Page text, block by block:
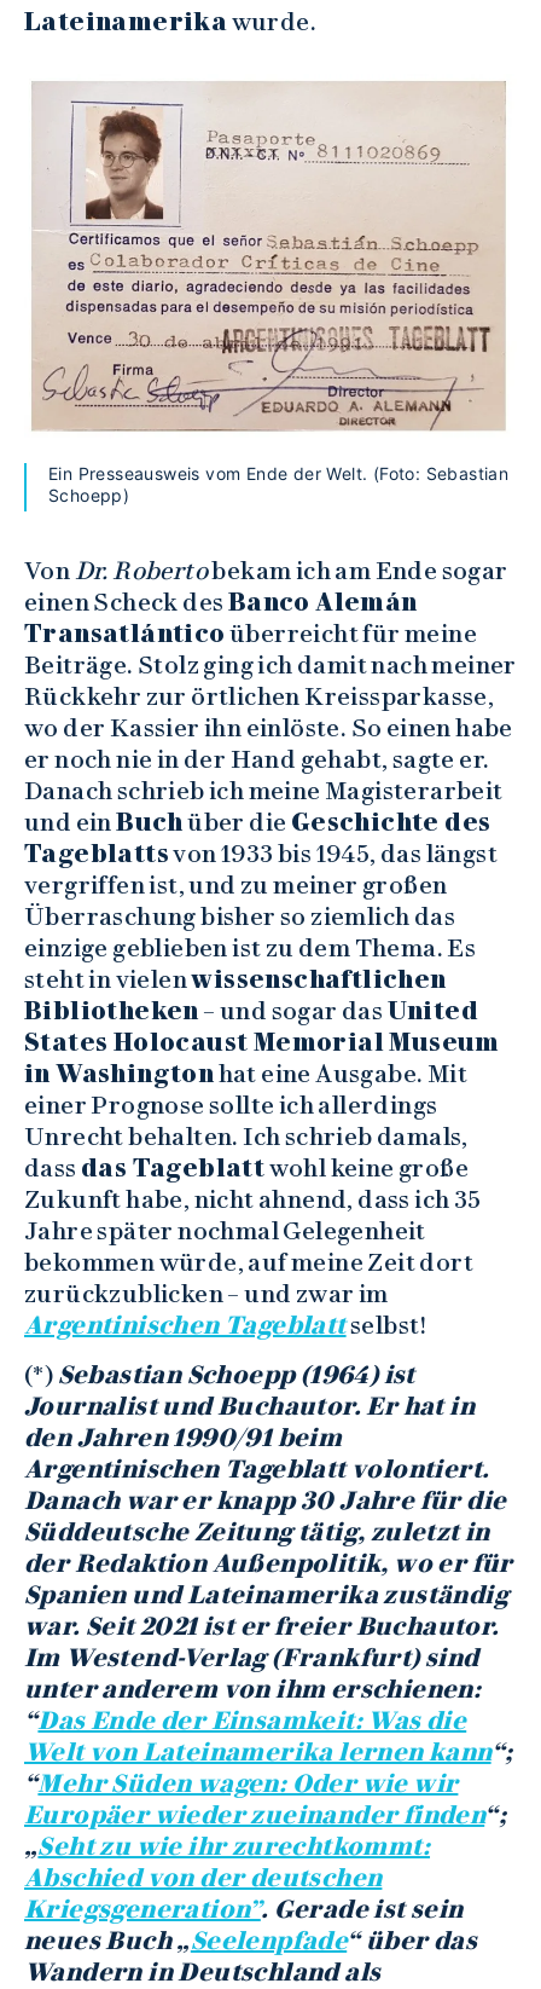
Lateinamerikawurde.
Ein Presseausweis vom Ende der Welt. (Foto: Sebastian
Schoepp)
VonDr. Robertobekam ich am Ende sogar
einen Scheck des Banco Alemán
Transatlántico überreicht für meine
Beiträge. Stolz ging ich damit nach meiner
Rückkehr zur örtlichen Kreissparkasse,
wo der Kassier ihn einlöste. So einen habe
er noch nie in der Hand gehabt, sagte er.
Danach schrieb ich meine Magisterarbeit
und einBuchüber die Geschichte des
Tageblattsvon 1933 bis 1945, das längst
vergriffen ist, und zu meiner großen
Überraschung bisher so ziemlich das
einzige geblieben ist zu dem Thema. Es
steht in vielenwissenschaftlichen
Bibliotheken – und sogar das United
States Holocaust Memorial Museum
in Washingtonhat eine Ausgabe. Mit
einer Prognose sollte ich allerdings
Unrecht behalten. Ich schrieb damals,
dass das Tageblattwohl keine große
Zukunft habe, nicht ahnend, dass ich 35
Jahre später nochmal Gelegenheit
bekommen würde, auf meine Zeit dort
zurückzublicken – und zwar im
Argentinischen Tageblattselbst!
(*) Sebastian Schoepp (1964) ist
Journalist und Buchautor. Er hat in
den Jahren 1990/91 beim
Argentinischen Tageblatt volontiert.
Danach war er knapp 30 Jahre für die
Süddeutsche Zeitung tätig, zuletzt in
der Redaktion Außenpolitik, wo er für
Spanien und Lateinamerika zuständig
war. Seit 2021 ist er freier Buchautor.
Im Westend-Verlag (Frankfurt) sind
unter anderem von ihm erschienen:
“Das Ende der Einsamkeit: Was die
Welt von Lateinamerika lernen kann“;
“Mehr Süden wagen: Oder wie wir
Europäer wieder zueinander finden“;
„Seht zu wie ihr zurechtkommt:
Abschied von der deutschen
Kriegsgeneration”. Gerade ist sein
neues Buch „Seelenpfade“ über das
Wandern in Deutschland als